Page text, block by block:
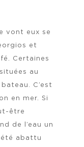
vont eux se
et
Certaines
au
C’est
en mer. Si
être
de l’eau un
été abattu